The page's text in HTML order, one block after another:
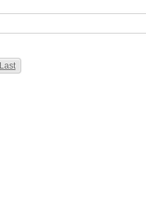
Last